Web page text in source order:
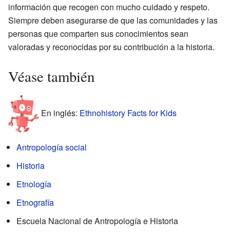
información que recogen con mucho cuidado y respeto.
Siempre deben asegurarse de que las comunidades y las
personas que comparten sus conocimientos sean
valoradas y reconocidas por su contribución a la historia.
Véase también
En inglés: Ethnohistory Facts for Kids
Antropología social
Historia
Etnología
Etnografía
Escuela Nacional de Antropología e Historia